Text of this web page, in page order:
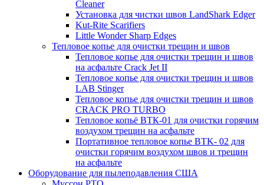
Cleaner
Установка для чистки швов LandShark Edger
Kut-Rite Scarifiers
Little Wonder Sharp Edges
Тепловое копье для очистки трещин и швов
Тепловое копье для очистки трещин и швов
на асфальте Crack Jet II
Тепловое копье для очистки трещин и швов
LAB Stinger
Тепловое копье для очистки трещин и швов
CRACK PRO TURBO
Тепловое копьё ВТК-01 для очистки горячим
воздухом трещин на асфальте
Портативное тепловое копье BTK- 02 для
очистки горячим воздухом швов и трещин
на асфальте
Оборудование для пылеподавления США